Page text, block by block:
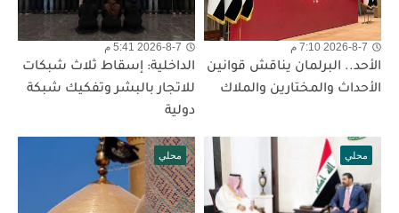
2026-8-7 7:10 م
الأحد.. البرلمان يناقش قوانين
الأحداث والمختارين والملاك
2026-8-7 5:41 م
الداخلية: إسقاط ثلاث شبكات
للاتجار بالبشر وتفكيك شبكة
دولية
محلي محلي